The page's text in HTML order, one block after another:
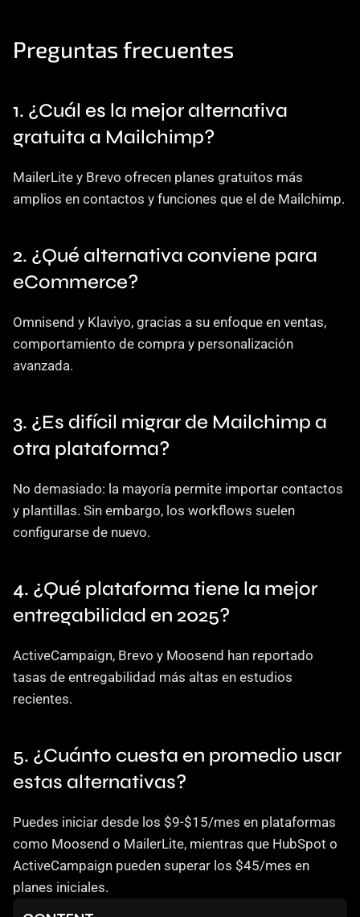
Preguntas frecuentes
1. ¿Cuál es la mejor alternativa
gratuita a Mailchimp?
MailerLite y Brevo ofrecen planes gratuitos más
amplios en contactos y funciones que el de Mailchimp.
2. ¿Qué alternativa conviene para
eCommerce?
Omnisend y Klaviyo, gracias a su enfoque en ventas,
comportamiento de compra y personalización
avanzada.
3. ¿Es difícil migrar de Mailchimp a
otra plataforma?
No demasiado: la mayoría permite importar contactos
y plantillas. Sin embargo, los workflows suelen
configurarse de nuevo.
4. ¿Qué plataforma tiene la mejor
entregabilidad en 2025?
ActiveCampaign, Brevo y Moosend han reportado
tasas de entregabilidad más altas en estudios
recientes.
5. ¿Cuánto cuesta en promedio usar
estas alternativas?
Puedes iniciar desde los $9-$15/mes en plataformas
como Moosend o MailerLite, mientras que HubSpot o
ActiveCampaign pueden superar los $45/mes en
planes iniciales.